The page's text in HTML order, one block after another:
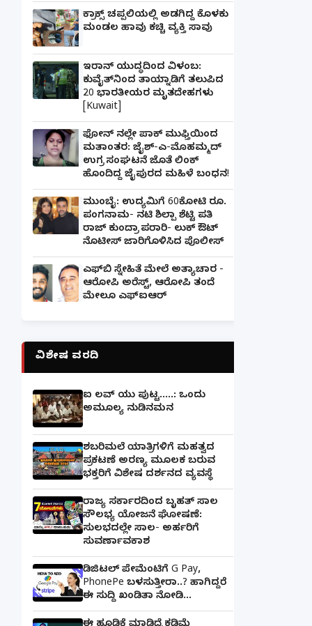
ಕ್ರಾಕ್ಸ್ ಚಪ್ಪಲಿಯಲ್ಲಿ ಅಡಗಿದ್ದ ಕೊಳಕು
ಮಂಡಲ ಹಾವು ಕಚ್ಚಿ ವ್ಯಕ್ತಿ ಸಾವು
ಇರಾನ್ ಯುದ್ಧದಿಂದ ವಿಳಂಬ:
ಕುವೈತ್‌ನಿಂದ ತಾಯ್ನಾಡಿಗೆ ತಲುಪಿದ
20 ಭಾರತೀಯರ ಮೃತದೇಹಗಳು
[Kuwait]
ಫೋನ್ ನಲ್ಲೇ ಪಾಕ್ ಮುಫ್ತಿಯಿಂದ
ಮತಾಂತರ: ಜೈಶ್-ಎ-ಮೊಹಮ್ಮದ್
ಉಗ್ರ ಸಂಘಟನೆ ಜೊತೆ ಲಿಂಕ್
ಹೊಂದಿದ್ದ ಜೈಪುರದ ಮಹಿಳೆ ಬಂಧನ!
ಮುಂಬೈ: ಉದ್ಯಮಿಗೆ 60ಕೋಟಿ ರೂ.
ಪಂಗನಾಮ- ನಟಿ ಶಿಲ್ಪಾ ಶೆಟ್ಟಿ ಪತಿ
ರಾಜ್ ಕುಂದ್ರಾ ಪರಾರಿ- ಲುಕ್ ಔಟ್
ನೊಟೀಸ್ ಜಾರಿಗೊಳಿಸಿದ ಪೊಲೀಸ್
ಎಫ್‌ಬಿ ಸ್ನೇಹಿತೆ ಮೇಲೆ ಅತ್ಯಾಚಾರ -
ಆರೋಪಿ ಅರೆಸ್ಟ್, ಆರೋಪಿ ತಂದೆ
ಮೇಲೂ ಎಫ್ಐಆರ್
ವಿಶೇಷ ವರದಿ
ಐ ಲವ್ ಯು ಪುಟ್ಟ.....: ಒಂದು
ಅಮೂಲ್ಯ ನುಡಿನಮನ
ಶಬರಿಮಲೆ ಯಾತ್ರಿಗಳಿಗೆ ಮಹತ್ವದ
ಪ್ರಕಟಣೆ ಅರಣ್ಯ ಮೂಲಕ ಬರುವ
ಭಕ್ತರಿಗೆ ವಿಶೇಷ ದರ್ಶನದ ವ್ಯವಸ್ಥೆ
ರಾಜ್ಯ ಸರ್ಕಾರದಿಂದ ಬೃಹತ್ ಸಾಲ
ಸೌಲಭ್ಯ ಯೋಜನೆ ಘೋಷಣೆ:
ಸುಲಭದಲ್ಲೇ ಸಾಲ- ಅರ್ಹರಿಗೆ
ಸುವರ್ಣಾವಕಾಶ
ಡಿಜಿಟಲ್ ಪೇಮೆಂಟಿಗೆ G Pay,
PhonePe ಬಳಸುತ್ತೀರಾ..? ಹಾಗಿದ್ದರೆ
ಈ ಸುದ್ದಿ ಖಂಡಿತಾ ನೋಡಿ...